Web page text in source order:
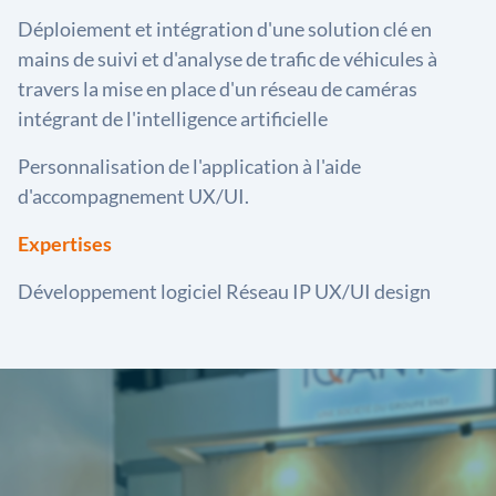
Déploiement et intégration d'une solution clé en
mains de suivi et d'analyse de trafic de véhicules à
travers la mise en place d'un réseau de caméras
intégrant de l'intelligence artificielle
Personnalisation de l'application à l'aide
d'accompagnement UX/UI.
Expertises
Développement logiciel Réseau IP UX/UI design